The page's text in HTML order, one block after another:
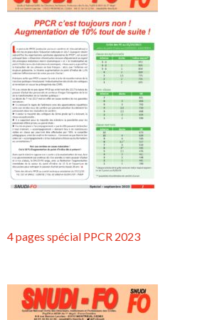
4 pages spécial PPCR 2023